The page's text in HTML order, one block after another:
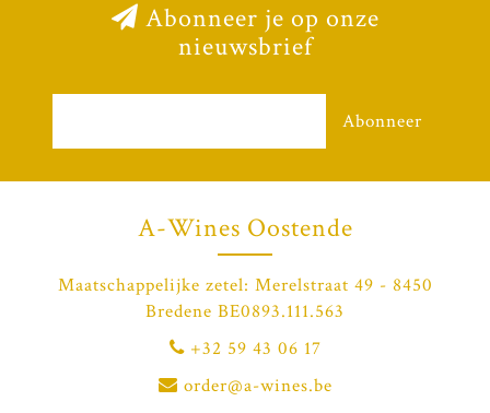
Abonneer je op onze
nieuwsbrief
Abonneer
A-Wines Oostende
Maatschappelijke zetel: Merelstraat 49 - 8450
Bredene BE0893.111.563
+32 59 43 06 17
order@a-wines.be